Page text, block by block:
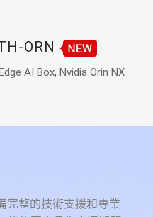
ORN
AI Box, Nvidia Orin NX
完整的技術支援和專業